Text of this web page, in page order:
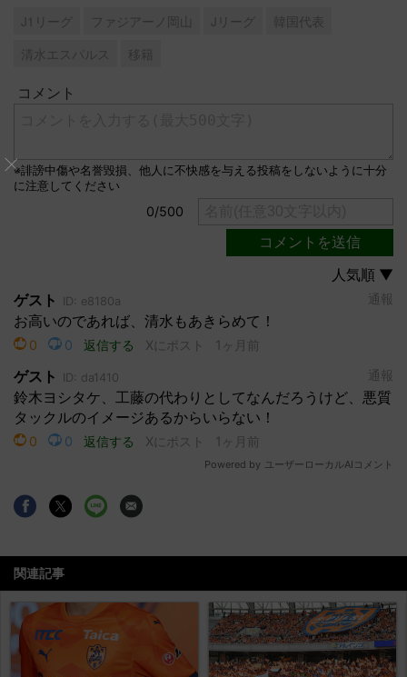
J1リーグ ファジアーノ岡山 Jリーグ
韓国代表
清水エスパルス
移籍
関連記事